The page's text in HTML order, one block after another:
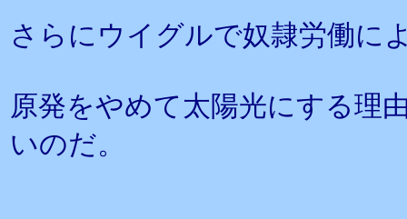
さらにウイグルで奴隷労働に
原発をやめて太陽光にする理
いのだ。